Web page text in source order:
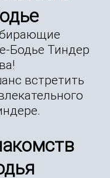
Бодье Тиндер
встретить